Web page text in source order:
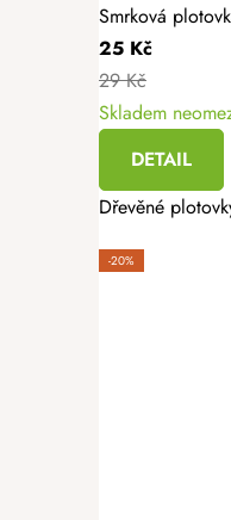
Smrková
25 Kč
29 Kč
Skladem
DETAIL
Dřevěné
-20%